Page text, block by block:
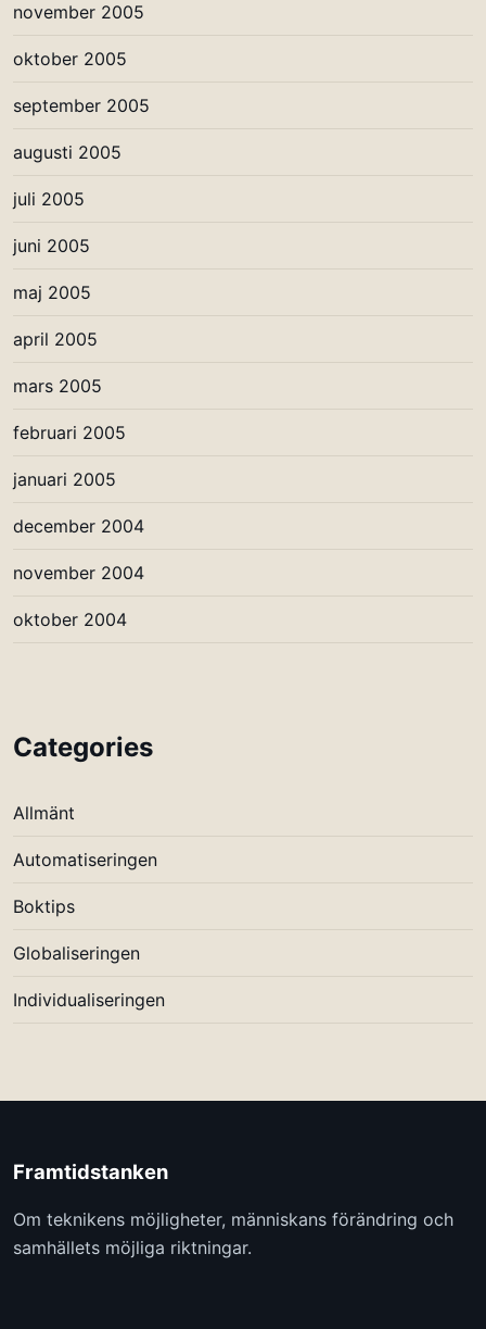
november 2005
oktober 2005
september 2005
augusti 2005
juli 2005
juni 2005
maj 2005
april 2005
mars 2005
februari 2005
januari 2005
december 2004
november 2004
oktober 2004
Categories
Allmänt
Automatiseringen
Boktips
Globaliseringen
Individualiseringen
Framtidstanken
Om teknikens möjligheter, människans förändring och
samhällets möjliga riktningar.